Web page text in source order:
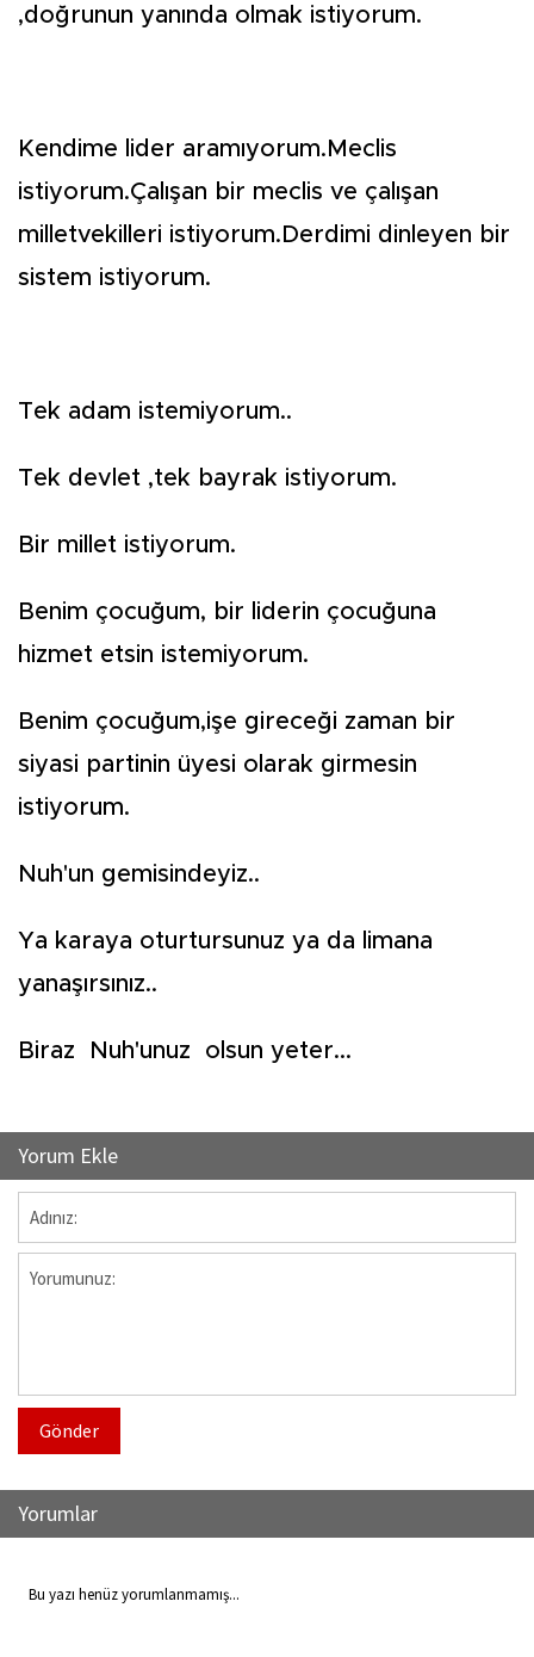
,doğrunun yanında olmak istiyorum.
Kendime lider aramıyorum.Meclis
istiyorum.Çalışan bir meclis ve çalışan
milletvekilleri istiyorum.Derdimi dinleyen bir
sistem istiyorum.
Tek adam istemiyorum..
Tek devlet ,tek bayrak istiyorum.
Bir millet istiyorum.
Benim çocuğum, bir liderin çocuğuna
hizmet etsin istemiyorum.
Benim çocuğum,işe gireceği zaman bir
siyasi partinin üyesi olarak girmesin
istiyorum.
Nuh'un gemisindeyiz..
Ya karaya oturtursunuz ya da limana
yanaşırsınız..
Biraz Nuh'unuz olsun yeter...
Yorum Ekle
Gönder
Yorumlar
Bu yazı henüz yorumlanmamış...